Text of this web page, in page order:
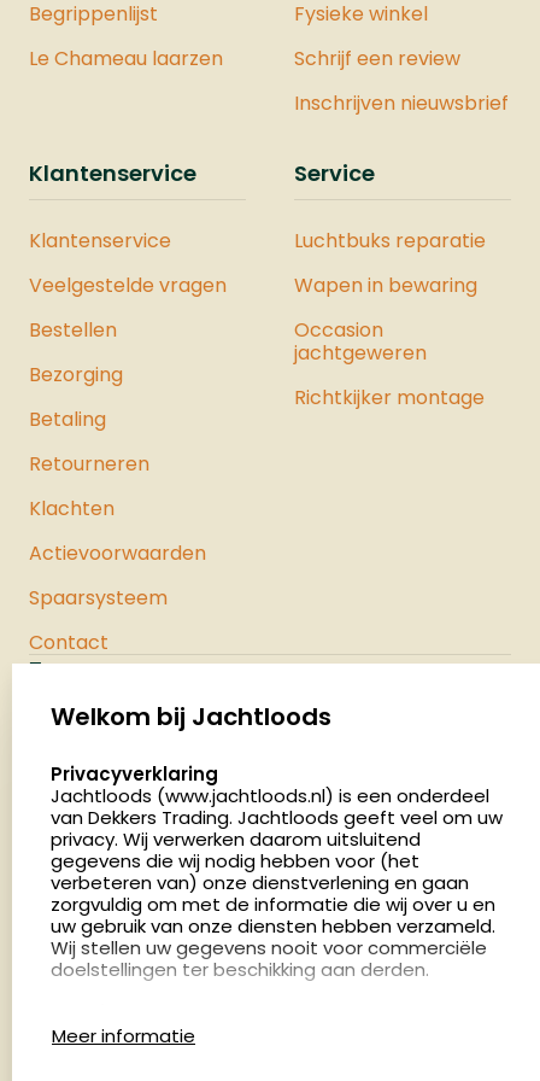
VESTAModel: PDW50 20J - Dutch
.50Gewicht: 700 gramLengte: 22
cmMagazijn: JaVeiligheid: JaJoule: 19,9
onderdeel van een complete Vesta
geselecteerde producten waarmee u
de maximale kracht uit het pistool
haalt. Bekijk hier ons hele assortiment
luchtpistolen.
Begrippenlijst
Le Chameau laarzen
Fysieke winkel
Schrijf een review
Inschrijven nieuwsbrief
Klantenservice
Klantenservice
Veelgestelde vragen
Bestellen
Bezorging
Betaling
Retourneren
Klachten
Actievoorwaarden
Spaarsysteem
Contact
Service
Luchtbuks reparatie
Wapen in bewaring
Occasion
jachtgeweren
Richtkijker montage
Palenrij 1
Nederland
4.8
2886 beoordelingen
Openingstijden
Dinsdag en donderdag: 13:00 - 17:00 én 18:00 - 21:00
uur
Afspraak maken
Welkom bij Jachtloods
select language
Privacyverklaring
Jachtloods (www.jachtloods.nl) is een onderdeel
van Dekkers Trading. Jachtloods geeft veel om uw
privacy. Wij verwerken daarom uitsluitend
gegevens die wij nodig hebben voor (het
verbeteren van) onze dienstverlening en gaan
zorgvuldig om met de informatie die wij over u en
uw gebruik van onze diensten hebben verzameld.
Wij stellen uw gegevens nooit voor commerciële
doelstellingen ter beschikking aan derden.
Meer informatie